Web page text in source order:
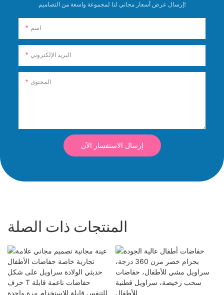
إرسال عرض أسعار مجاني لنا لمجموعة واسعة من التصاميم!
اسم
البريد الإلكتروني
المحتوى
إرسال الاستفسار الآن
المنتجات ذات الصلة